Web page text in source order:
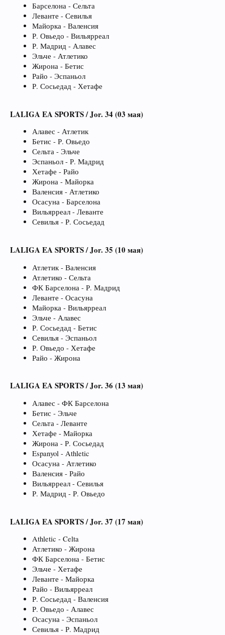
Барселона - Сельта
Леванте - Севилья
Майорка - Валенсия
Р. Овьедо - Вильярреал
Р. Мадрид - Алавес
Эльче - Атлетико
Жирона - Бетис
Райо - Эспаньол
Р. Сосьедад - Хетафе
LALIGA EA SPORTS / Jor. 34 (03 мая)
Алавес - Атлетик
Бетис - Р. Овьедо
Сельта - Эльче
Эспаньол - Р. Мадрид
Хетафе - Райо
Жирона - Майорка
Валенсия - Атлетико
Осасуна - Барселона
Вильярреал - Леванте
Севилья - Р. Сосьедад
LALIGA EA SPORTS / Jor. 35 (10 мая)
Атлетик - Валенсия
Атлетико - Сельта
ФК Барселона - Р. Мадрид
Леванте - Осасуна
Майорка - Вильярреал
Эльче - Алавес
Р. Сосьедад - Бетис
Севилья - Эспаньол
Р. Овьедо - Хетафе
Райо - Жирона
LALIGA EA SPORTS / Jor. 36 (13 мая)
Алавес - ФК Барселона
Бетис - Эльче
Сельта - Леванте
Хетафе - Майорка
Жирона - Р. Сосьедад
Espanyol - Athletic
Осасуна - Атлетико
Валенсия - Райо
Вильярреал - Севилья
Р. Мадрид - Р. Овьедо
LALIGA EA SPORTS / Jor. 37 (17 мая)
Athletic - Celta
Атлетико - Жирона
ФК Барселона - Бетис
Эльче - Хетафе
Леванте - Майорка
Райо - Вильярреал
Р. Сосьедад - Валенсия
Р. Овьедо - Алавес
Осасуна - Эспаньол
Севилья - Р. Мадрид